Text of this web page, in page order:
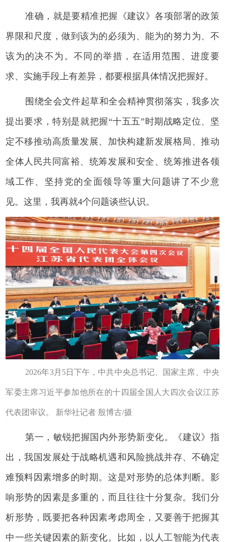
准确，就是要精准把握《建议》各项部署的政策
界限和尺度，做到该为的必须为、能为的努力为、不
该为的决不为。不同的举措，在适用范围、进度要
求、实施手段上有差异，都要根据具体情况把握好。
围绕全会文件起草和全会精神贯彻落实，我多次
提出要求，特别是就把握“十五五”时期战略定位、坚
定不移推动高质量发展、加快构建新发展格局、推动
全体人民共同富裕、统筹发展和安全、统筹推进各领
域工作、坚持党的全面领导等重大问题讲了不少意
见。这里，我再就4个问题谈些认识。
2026年3月5日下午，中共中央总书记、国家主席、中央
军委主席习近平参加他所在的十四届全国人大四次会议江苏
代表团审议。 新华社记者 殷博古/摄
第一，敏锐把握国内外形势新变化。《建议》指
出，我国发展处于战略机遇和风险挑战并存、不确定
难预料因素增多的时期。这是对形势的总体判断。影
响形势的因素是多重的，而且往往十分复杂。我们分
析形势，既要把各种因素考虑周全，又要善于把握其
中一些关键因素的新变化。比如，以人工智能为代表